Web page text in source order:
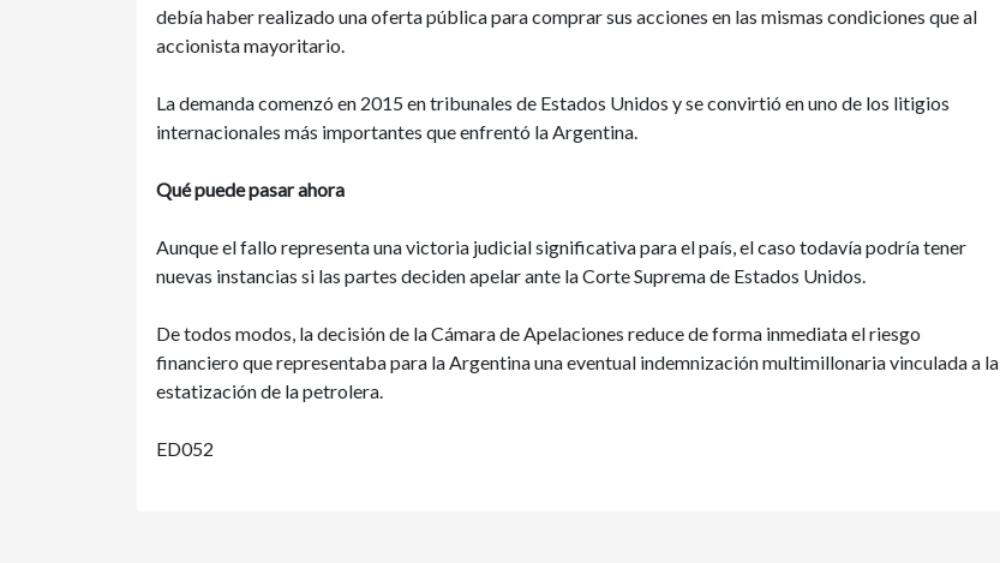
debía haber realizado una oferta pública para comprar sus acciones en las mismas condiciones que al
accionista mayoritario.
La demanda comenzó en 2015 en tribunales de Estados Unidos y se convirtió en uno de los litigios
internacionales más importantes que enfrentó la Argentina.
Qué puede pasar ahora
Aunque el fallo representa una victoria judicial significativa para el país, el caso todavía podría tener
nuevas instancias si las partes deciden apelar ante la Corte Suprema de Estados Unidos.
De todos modos, la decisión de la Cámara de Apelaciones reduce de forma inmediata el riesgo
financiero que representaba para la Argentina una eventual indemnización multimillonaria vinculada a la
estatización de la petrolera.
ED052